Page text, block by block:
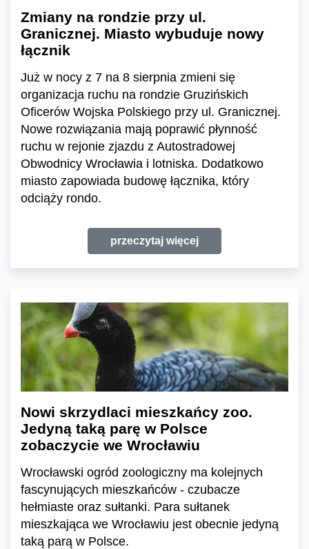
Zmiany na rondzie przy ul.
Granicznej. Miasto wybuduje nowy
łącznik
Już w nocy z 7 na 8 sierpnia zmieni się
organizacja ruchu na rondzie Gruzińskich
Oficerów Wojska Polskiego przy ul. Granicznej.
Nowe rozwiązania mają poprawić płynność
ruchu w rejonie zjazdu z Autostradowej
Obwodnicy Wrocławia i lotniska. Dodatkowo
miasto zapowiada budowę łącznika, który
odciąży rondo.
przeczytaj więcej
Nowi skrzydlaci mieszkańcy zoo.
Jedyną taką parę w Polsce
zobaczycie we Wrocławiu
Wrocławski ogród zoologiczny ma kolejnych
fascynujących mieszkańców - czubacze
hełmiaste oraz sułtanki. Para sułtanek
mieszkająca we Wrocławiu jest obecnie jedyną
taką parą w Polsce.